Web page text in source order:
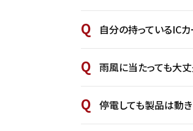
自分の持っているIC
雨風に当たっても大丈
停電しても製品は動き